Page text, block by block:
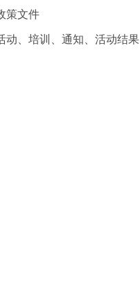
策文件
动、培训、通知、活动结果